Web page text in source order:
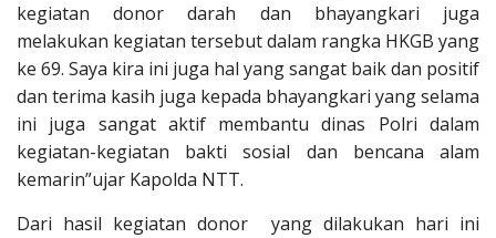
kegiatan donor darah dan bhayangkari juga
melakukan kegiatan tersebut dalam rangka HKGB yang
ke 69. Saya kira ini juga hal yang sangat baik dan positif
dan terima kasih juga kepada bhayangkari yang selama
ini juga sangat aktif membantu dinas Polri dalam
kegiatan-kegiatan bakti sosial dan bencana alam
kemarin”ujar Kapolda NTT.
Dari hasil kegiatan donor yang dilakukan hari ini